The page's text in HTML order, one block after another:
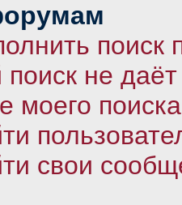
не даёт
моего
свои